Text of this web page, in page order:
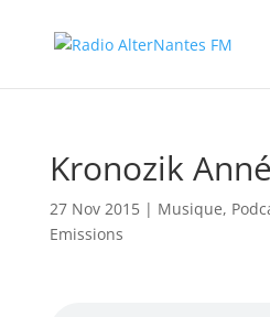
Kronozik
27 Nov 2015| Musique,
Emissions